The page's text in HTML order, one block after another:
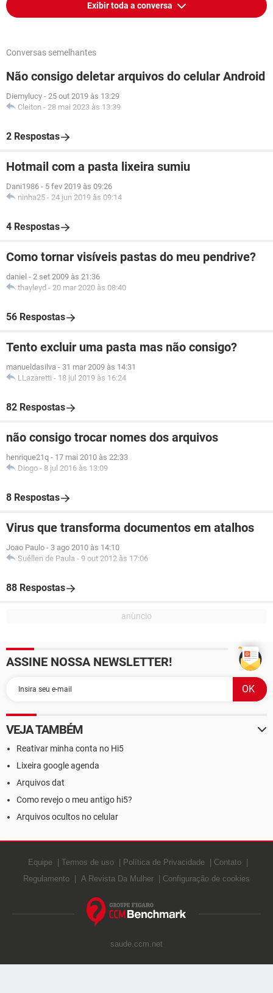
Exibir toda a conversa
Conversas semelhantes
Não consigo deletar arquivos do celular Android
Diemylucy - 25 out 2019 às 13:29
Cleiton - 28 mai 2023 às 13:39
2 Respostas
Hotmail com a pasta lixeira sumiu
Dani1986 - 5 fev 2019 às 09:26
ninha25 - 24 jun 2019 às 09:14
4 Respostas
Como tornar visíveis pastas do meu pendrive?
daniel - 2 set 2009 às 21:36
thayleyd - 20 mar 2020 às 08:40
56 Respostas
Tento excluir uma pasta mas não consigo?
manueldasilva - 31 mar 2009 às 14:31
LLazaretti - 18 jul 2019 às 16:24
82 Respostas
não consigo trocar nomes dos arquivos
henrique21q - 17 mai 2010 às 22:33
Diogo - 8 jul 2016 às 13:09
8 Respostas
Virus que transforma documentos em atalhos
Joao Paulo - 3 ago 2010 às 14:10
Suéllen de Paula - 9 out 2012 às 17:06
88 Respostas
ASSINE NOSSA NEWSLETTER!
VEJA TAMBÉM
Reativar minha conta no Hi5
Lixeira google agenda
Arquivos dat
Como revejo o meu antigo hi5?
Arquivos ocultos no celular
Equipe Termos de uso Política de Privacidade
Contato
Regulamento
A Revista Da Mulher Configuração de cookies
saude.ccm.net